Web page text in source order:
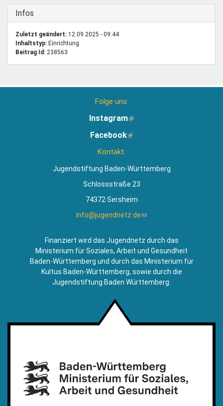
Ausblenden
Infos
Zuletzt geändert: 12.09.2025 - 09:44
Inhaltstyp:
einrichtung
Beitrag Id: 238563
Folge uns:
Instagram(Link
extern)
Facebook(Link
Kontakt:
Jugendstiftung Baden-Württemberg
Schlossstraße 23
74372 Sersheim
info@jugendnetz.de(Link
Mail)
Finanziert wird das Jugendnetz durch das
Ministerium für Soziales, Arbeit und Gesundheit
Baden-Württemberg und durch das Ministerium für
Kultus Baden-Württemberg, sowie durch die
Jugendstiftung Baden Württemberg.